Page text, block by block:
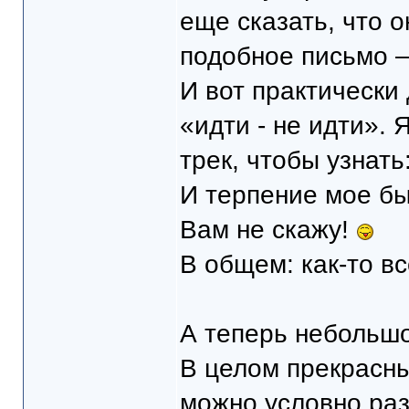
еще сказать, что
подобное письмо
И вот
«идти - не идти».
трек, чтобы
И терпение мое
Вам не скажу!
В общем: как-то
А теперь
В целом
можно условно